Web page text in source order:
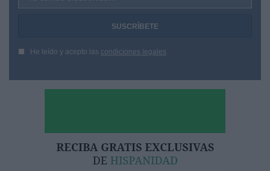
He leído y acepto las condiciones legales